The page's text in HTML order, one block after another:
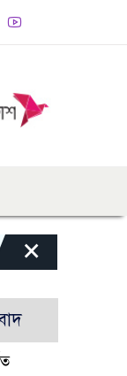
১১ দলীয়
×